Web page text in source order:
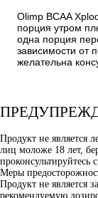
Olimp BCAA
порция утром
одна порция
зависимости от
желательна
Продукт не является
лиц моложе 18 лет,
Меры
Продукт не является
рекомендуемую